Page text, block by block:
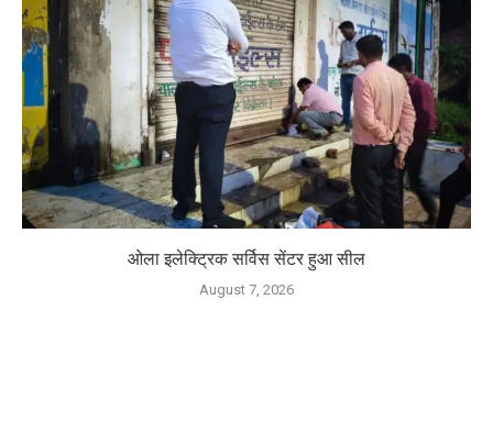
ओला इलेक्ट्रिक सर्विस सेंटर हुआ सील
August 7, 2026